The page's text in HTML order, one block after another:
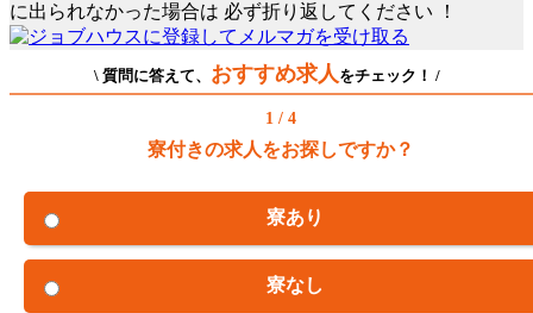
に出られなかった場合は 必ず折り返してください ！
\ 質問に答えて、 おすすめ求人をチェック！ /
1 / 4
寮付きの求人をお探しですか？
寮あり
寮なし